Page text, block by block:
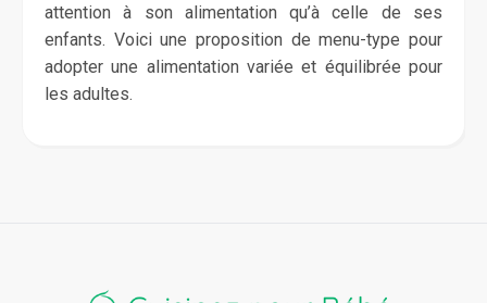
attention à son alimentation qu’à celle de ses
enfants. Voici une proposition de menu-type pour
adopter une alimentation variée et équilibrée pour
les adultes.